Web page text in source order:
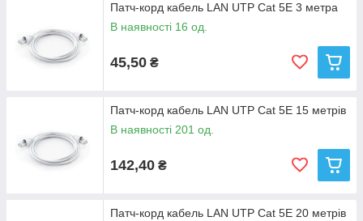
Патч-корд кабель LAN UTP Cat 5E 3 метра
В наявності 16 од.
45,50 ₴
Патч-корд кабель LAN UTP Cat 5E 15 метрів
В наявності 201 од.
142,40 ₴
Патч-корд кабель LAN UTP Cat 5E 20 метрів